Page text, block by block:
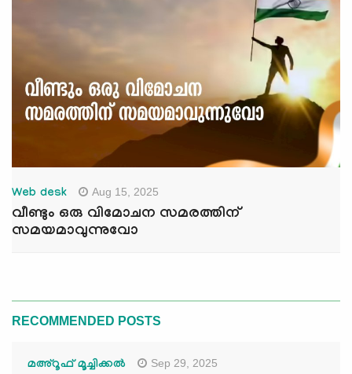
Web desk Aug 15, 2025
വീണ്ടും ഒരു വിമോചന സമരത്തിന്
സമയമാവുന്നുവോ
RECOMMENDED POSTS
മഅ്റൂഫ് മൂച്ചിക്കല്‍ Sep 29, 2025